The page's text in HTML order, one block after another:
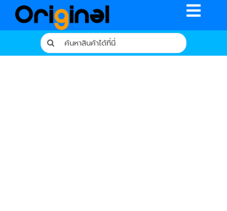
Toggle
Search
for: